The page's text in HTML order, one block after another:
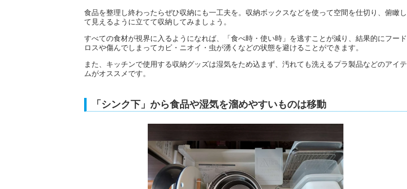
食品を整理し終わったらぜひ収納にも一工夫を。収納ボックスなどを使って空間を仕切り、俯瞰し
て見えるように立てて収納してみましょう。
すべての食材が視界に入るようになれば、「食べ時・使い時」を逃すことが減り、結果的にフード
ロスや傷んでしまってカビ・ニオイ・虫が湧くなどの状態を避けることができます。
また、キッチンで使用する収納グッズは湿気をため込まず、汚れても洗えるプラ製品などのアイテ
ムがオススメです。
「シンク下」から食品や湿気を溜めやすいものは移動